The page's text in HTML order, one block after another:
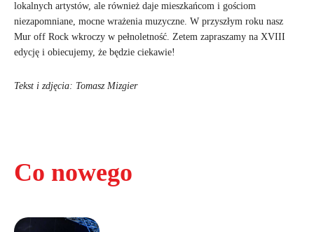
Co nowego
lokalnych artystów, ale również daje mieszkańcom i gościom
niezapomniane, mocne wrażenia muzyczne. W przyszłym roku nasz
Mur off Rock wkroczy w pełnoletność. Zetem zapraszamy na XVIII
edycję i obiecujemy, że będzie ciekawie!
Tekst i zdjęcia: Tomasz Mizgier